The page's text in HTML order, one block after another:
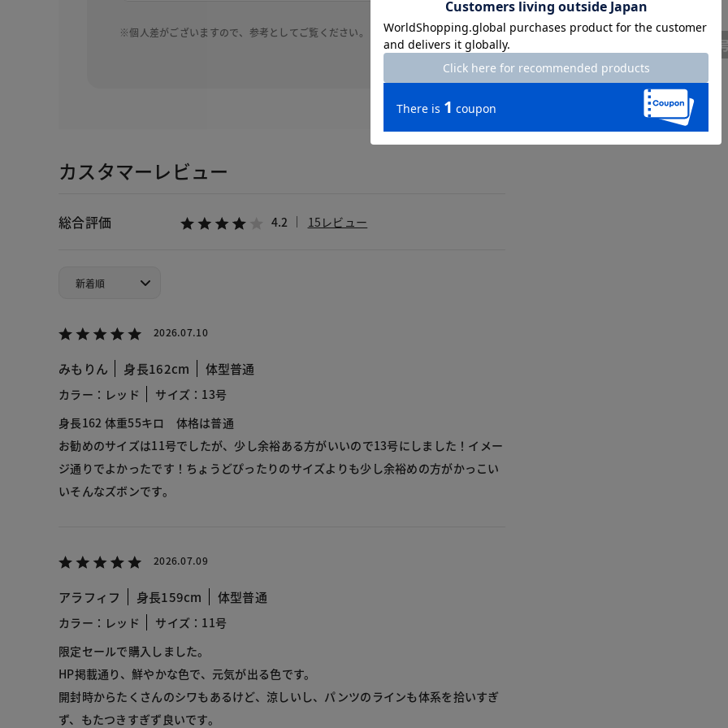
※個人差がございますので、参考としてご覧ください。
カスタマーレビュー
総合評価 4.2 15レビュー
2026.07.10
みもりん 身長162cm 体型普通
カラー：レッド
サイズ：13号
身長162 体重55キロ 体格は普通
お勧めのサイズは11号でしたが、少し余裕ある方がいいので13号にしました！イメー
ジ通りでよかったです！ちょうどぴったりのサイズよりも少し余裕めの方がかっこい
いそんなズボンです。
2026.07.09
アラフィフ 身長159cm 体型普通
カラー：レッド
サイズ：11号
限定セールで購入しました。
HP掲載通り、鮮やかな色で、元気が出る色です。
開封時からたくさんのシワもあるけど、涼しいし、パンツのラインも体系を拾いすぎ
ず、もたつきすぎず良いです。
7